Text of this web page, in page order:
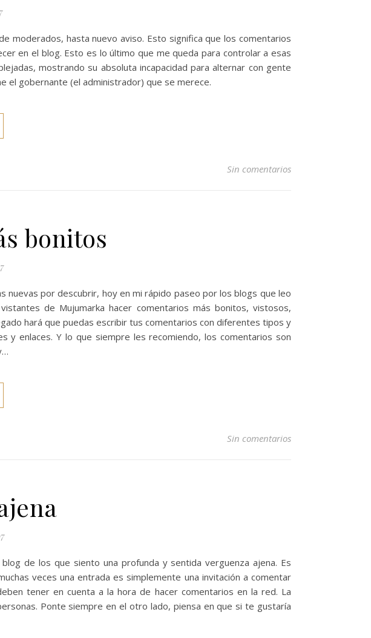
moderados, hasta nuevo aviso. Esto significa que los comentarios
en el blog. Esto es lo último que me queda para controlar a esas
mostrando su absoluta incapacidad para alternar con gente
el gobernante (el administrador) que se merece.
Sin comentarios
bonitos
nuevas por descubrir, hoy en mi rápido paseo por los blogs que leo
de Mujumarka hacer comentarios más bonitos, vistosos,
hará que puedas escribir tus comentarios con diferentes tipos y
enlaces. Y lo que siempre les recomiendo, los comentarios son
Sin comentarios
de los que siento una profunda y sentida verguenza ajena. Es
veces una entrada es simplemente una invitación a comentar
tener en cuenta a la hora de hacer comentarios en la red. La
Ponte siempre en el otro lado, piensa en que si te gustaría